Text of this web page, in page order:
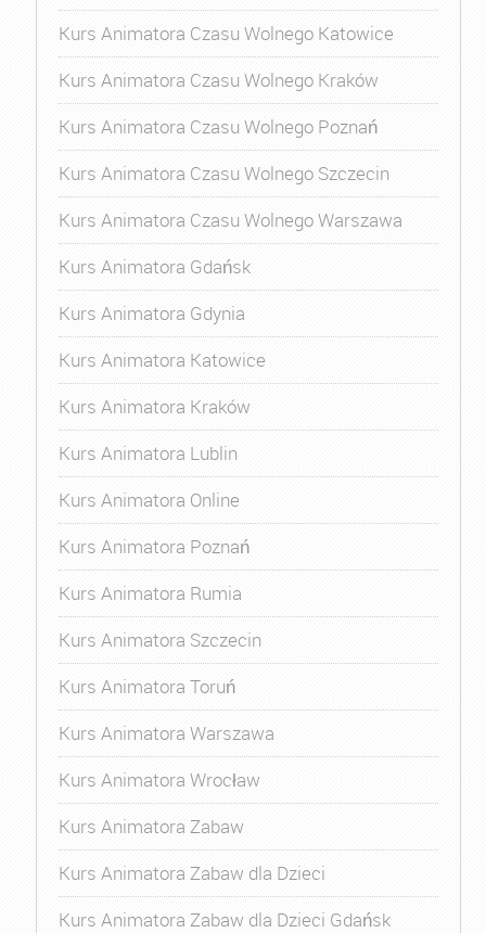
Kurs Animatora Czasu Wolnego Katowice
Kurs Animatora Czasu Wolnego Kraków
Kurs Animatora Czasu Wolnego Poznań
Kurs Animatora Czasu Wolnego Szczecin
Kurs Animatora Czasu Wolnego Warszawa
Kurs Animatora Gdańsk
Kurs Animatora Gdynia
Kurs Animatora Katowice
Kurs Animatora Kraków
Kurs Animatora Lublin
Kurs Animatora Online
Kurs Animatora Poznań
Kurs Animatora Rumia
Kurs Animatora Szczecin
Kurs Animatora Toruń
Kurs Animatora Warszawa
Kurs Animatora Wrocław
Kurs Animatora Zabaw
Kurs Animatora Zabaw dla Dzieci
Kurs Animatora Zabaw dla Dzieci Gdańsk